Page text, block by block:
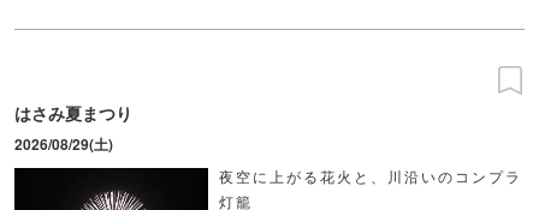
はさみ夏まつり
2026/08/29(土)
夜空に上がる花火と、川沿いのコンプラ
灯籠